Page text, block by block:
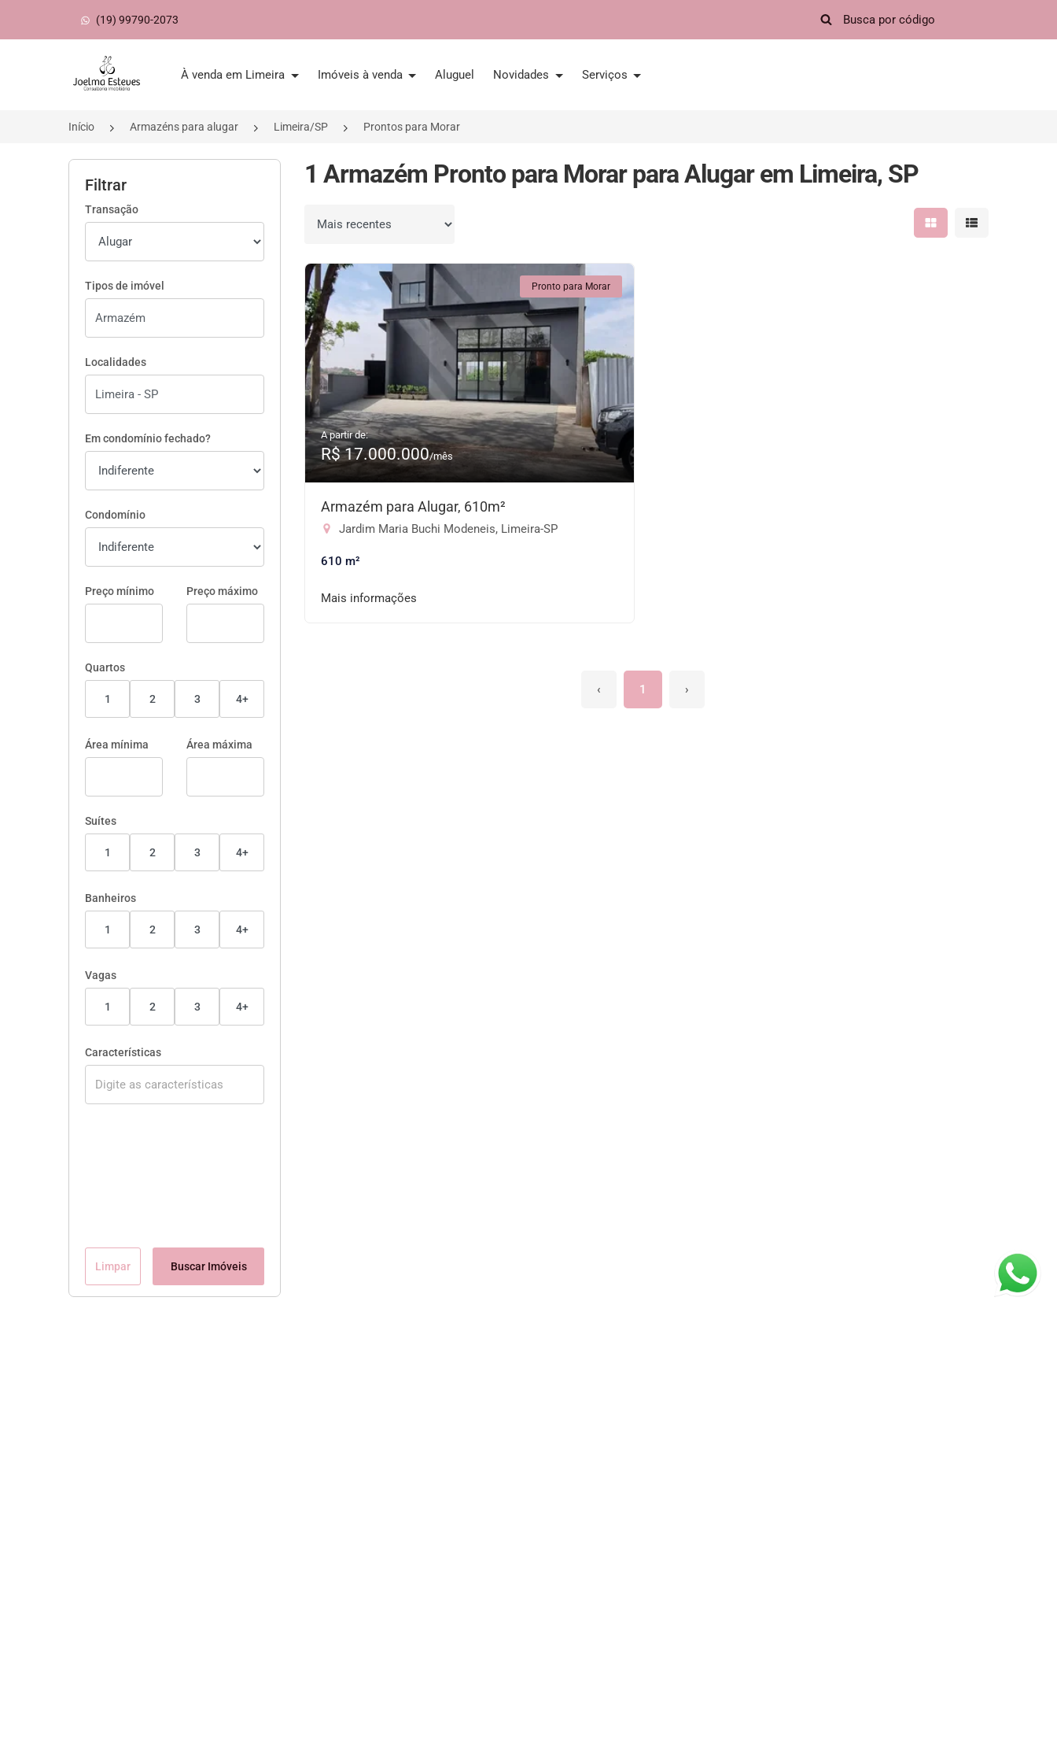
(19) 99790-2073
Página inicial
À venda em Limeira Imóveis à venda Aluguel Novidades Serviços
Início Armazéns para alugar Limeira/SP Prontos para Morar
Filtrar
Transação
Tipos de imóvel
Localidades
Em condomínio fechado?
Condomínio
Preço mínimo Preço máximo
Quartos
1 2 3 4+
Área mínima Área máxima
Suítes
1 2 3 4+
Banheiros
1 2 3 4+
Vagas
1 2 3 4+
Características
Limpar Buscar Imóveis
1 Armazém Pronto para Morar para Alugar em Limeira, SP
Ordenar por Mostrar resultados em
Mostrar
Pronto para Morar
A partir de:
R$ 17.000.000/mês
Armazém para Alugar, 610m²
Jardim Maria Buchi Modeneis, Limeira-SP
610 m²
Mais informações
‹ 1 ›